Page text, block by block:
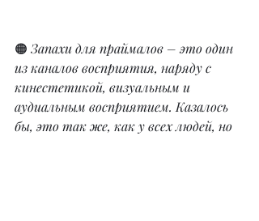
🟠 Запахи для праймалов – это один
из каналов восприятия, наряду с
кинестетикой, визуальным и
аудиальным восприятием. Казалось
бы, это так же, как у всех людей, но